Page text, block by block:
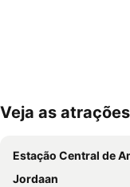
Ampliar mapa
Veja as
Estação Central de
Jordaan